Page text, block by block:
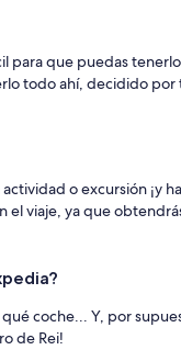
para que puedas
todo ahí, decidido por
o excursión ¡y
viaje, ya que
coche... Y, por
de Rei!